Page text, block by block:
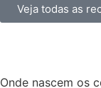
Veja todas as
Onde nascem os